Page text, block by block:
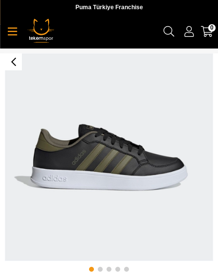
Puma Türkiye Franchise
0